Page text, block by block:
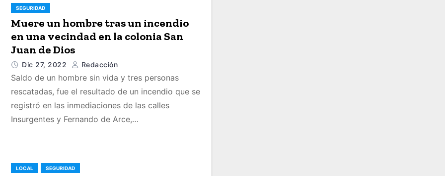
SEGURIDAD
Muere un hombre tras un incendio
en una vecindad en la colonia San
Juan de Dios
Dic 27, 2022 Redacción
Saldo de un hombre sin vida y tres personas
rescatadas, fue el resultado de un incendio que se
registró en las inmediaciones de las calles
Insurgentes y Fernando de Arce,…
LOCAL SEGURIDAD